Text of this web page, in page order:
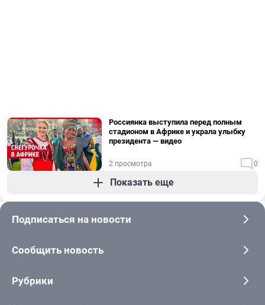
Россиянка выступила перед полным
стадионом в Африке и украла улыбку
президента — видео
2 просмотра 0
Показать еще
Подписаться на новости
Сообщить новость
Рубрики